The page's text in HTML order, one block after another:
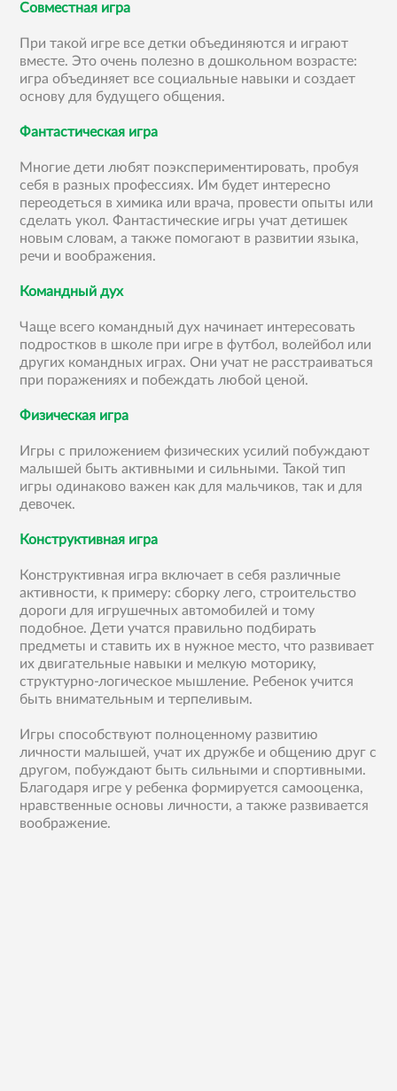
Совместная игра
При такой игре все детки объединяются и играют
вместе. Это очень полезно в дошкольном возрасте:
игра объединяет все социальные навыки и создает
основу для будущего общения.
Фантастическая игра
Многие дети любят поэкспериментировать, пробуя
себя в разных профессиях. Им будет интересно
переодеться в химика или врача, провести опыты или
сделать укол. Фантастические игры учат детишек
новым словам, а также помогают в развитии языка,
речи и воображения.
Командный дух
Чаще всего командный дух начинает интересовать
подростков в школе при игре в футбол, волейбол или
других командных играх. Они учат не расстраиваться
при поражениях и побеждать любой ценой.
Физическая игра
Игры с приложением физических усилий побуждают
малышей быть активными и сильными. Такой тип
игры одинаково важен как для мальчиков, так и для
девочек.
Конструктивная игра
Конструктивная игра включает в себя различные
активности, к примеру: сборку лего, строительство
дороги для игрушечных автомобилей и тому
подобное. Дети учатся правильно подбирать
предметы и ставить их в нужное место, что развивает
их двигательные навыки и мелкую моторику,
структурно-логическое мышление. Ребенок учится
быть внимательным и терпеливым.
Игры способствуют полноценному развитию
личности малышей, учат их дружбе и общению друг с
другом, побуждают быть сильными и спортивными.
Благодаря игре у ребенка формируется самооценка,
нравственные основы личности, а также развивается
воображение.